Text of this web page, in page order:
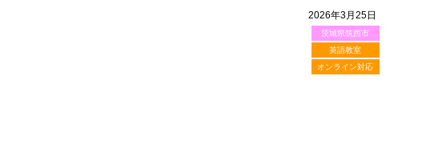
2026年3月25日
茨城県筑西市
英語教室
オンライン対応